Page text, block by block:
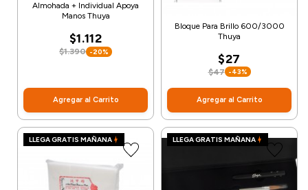
Almohada + Individual Apoya
Manos Thuya
$1.112
$1.390 -20%
Agregar al Carrito
Bloque Para Brillo 600/3000
Thuya
$27
$47 -43%
Agregar al Carrito
LLEGA GRATIS MAÑANA LLEGA GRATIS MAÑANA